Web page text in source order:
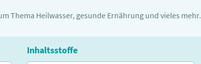
Thema Heilwasser, gesunde Ernährung und vieles mehr.
Inhaltsstoffe